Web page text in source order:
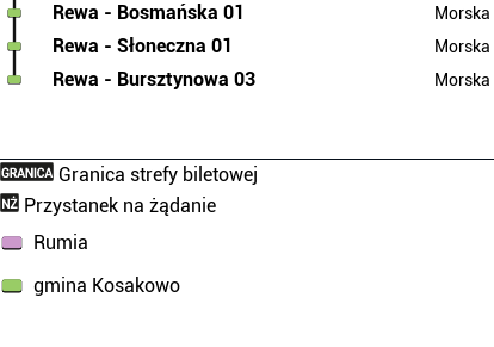
Rewa - Bosmańska 01 Morska
Rewa - Słoneczna 01 Morska
Rewa - Bursztynowa 03 Morska
Granica strefy biletowej
Przystanek na żądanie
Rumia
gmina Kosakowo